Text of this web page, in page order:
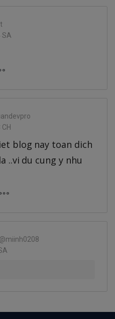
SA
blog nay toan dich
..vi du cung y nhu
@miinh0208